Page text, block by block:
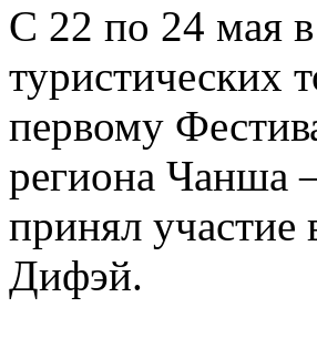
С 22 по 24 мая
туристических
первому
региона
принял
Дифэй.